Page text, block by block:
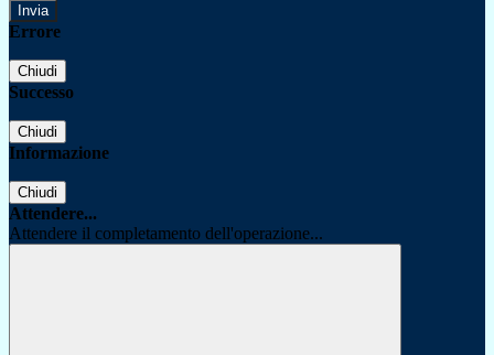
Errore
Chiudi
Successo
Chiudi
Informazione
Chiudi
Attendere...
Attendere il completamento dell'operazione...